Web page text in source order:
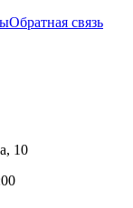
Обратная связь
10